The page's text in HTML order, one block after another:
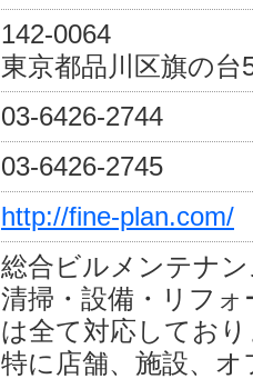
142-0064
東京都品川区旗の
03-6426-2744
03-6426-2745
http://fine-plan.com/
総合ビルメンテナ
清掃・設備・リフ
は全て対応してお
特に店舗、施設、